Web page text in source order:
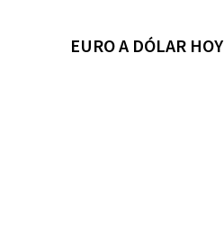
EURO A DÓLAR HOY